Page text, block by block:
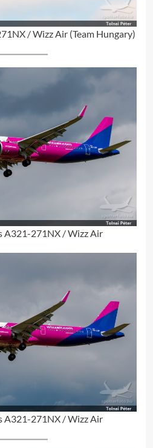
/ Wizz Air (Team Hungary)
A321-271NX / Wizz Air
A321-271NX / Wizz Air